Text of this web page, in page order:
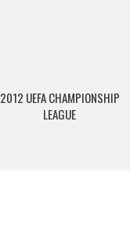
2012 UEFA CHAMPIONSHIP
LEAGUE